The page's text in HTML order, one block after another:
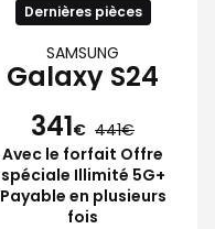
Dernières pièces
SAMSUNG
Galaxy S24
341€ 441
Avec le forfait Offre
spéciale Illimité 5G+
Payable en plusieurs
fois